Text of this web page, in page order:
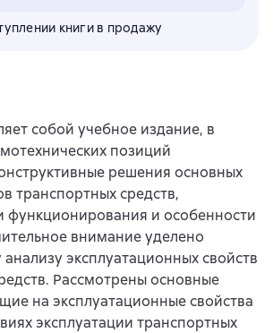
книги в продажу
собой учебное издание, в
позиций
решения основных
транспортных средств,
функционирования и особенности
внимание уделено
эксплуатационных свойств
Рассмотрены основные
на эксплуатационные свойства
эксплуатации транспортных